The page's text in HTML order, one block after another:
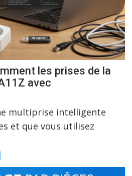
les prises de la
avec
multiprise intelligente
et que vous utilisez